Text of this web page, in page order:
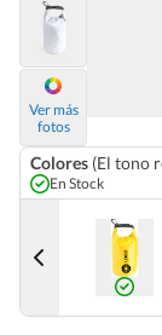
Ver más
fotos
Colores (El tono
En Stock